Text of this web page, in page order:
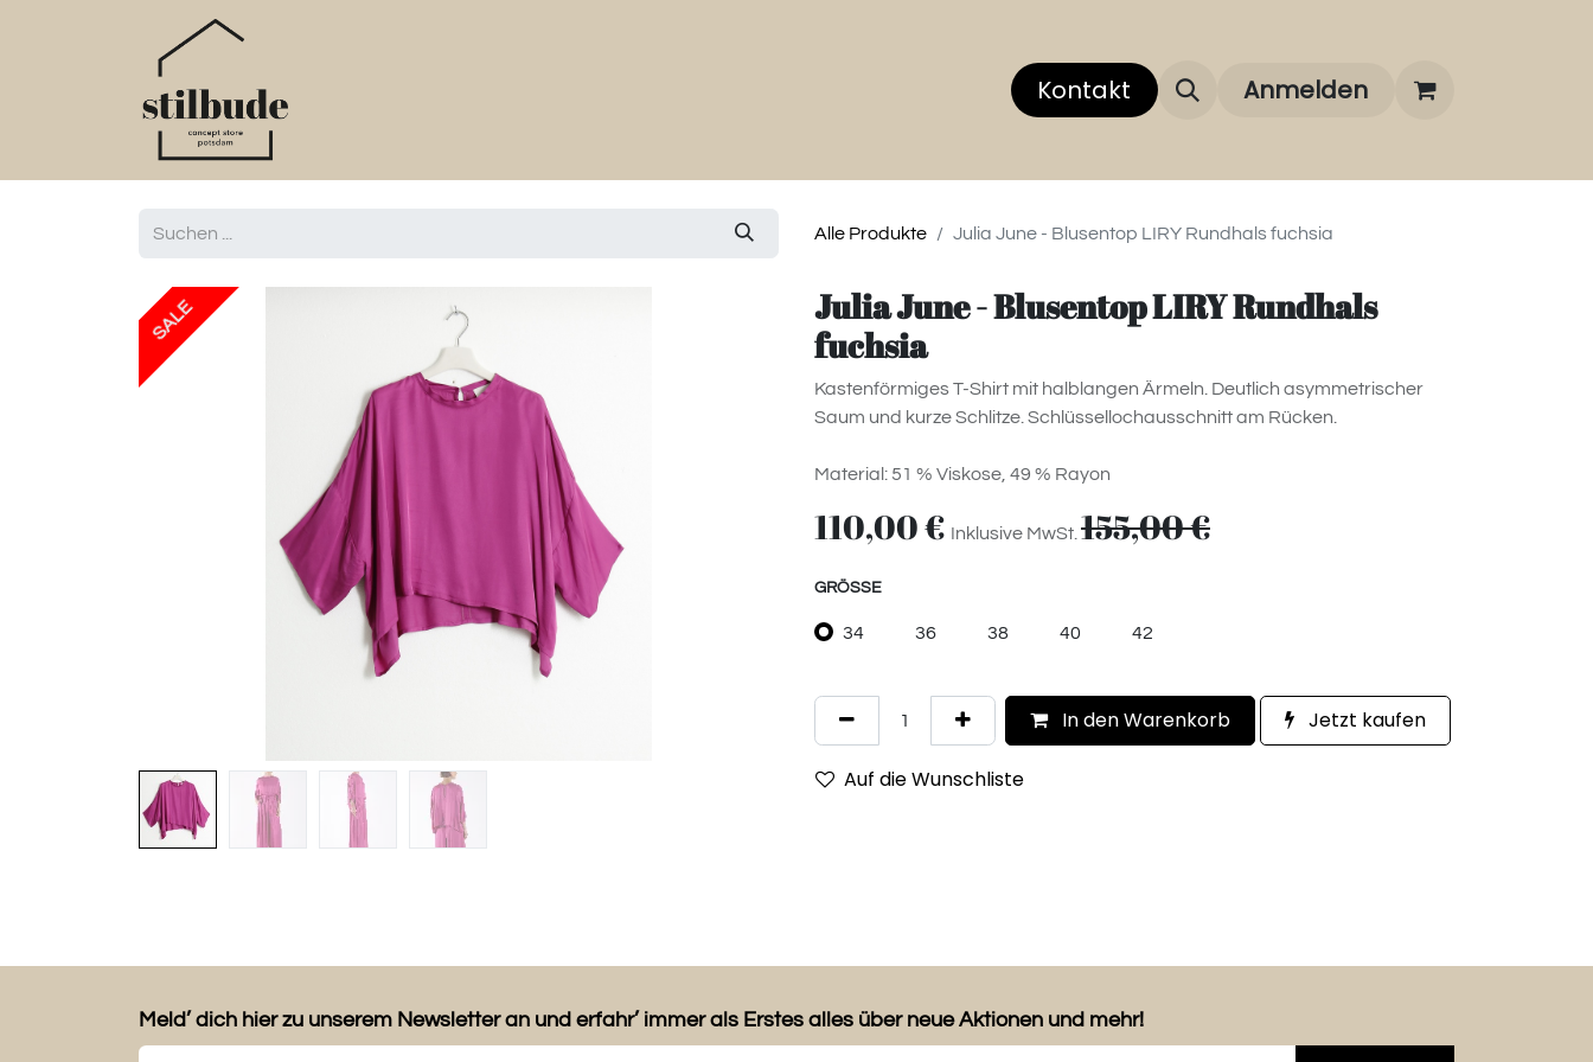
Über uns Über unsere Marken FAQ
Kontakt Anmelden
Alle Produkte Julia June - Blusentop LIRY Rundhals fuchsia
SALE
Julia June - Blusentop LIRY Rundhals
fuchsia
Kastenförmiges T-Shirt mit halblangen Ärmeln. Deutlich asymmetrischer
Saum und kurze Schlitze. Schlüssellochausschnitt am Rücken.
Material: 51 % Viskose, 49 % Rayon
110,00€ Inklusive MwSt. 155,00€
GRÖSSE
34 36 38 40 42
In den Warenkorb Jetzt kaufen
Auf die Wunschliste
Meld’ dich hier zu unserem Newsletter an und erfahr’ immer als Erstes alles über neue Aktionen und mehr!